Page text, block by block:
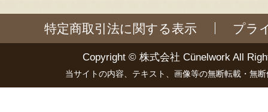
特定商取引法に関する表示 プラ
Copyright © 株式会社 Cünelwork All
当サイトの内容、テキスト、画像等の無断転載・無